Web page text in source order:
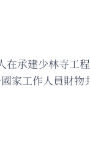
承建少林寺工
家工作人員財物